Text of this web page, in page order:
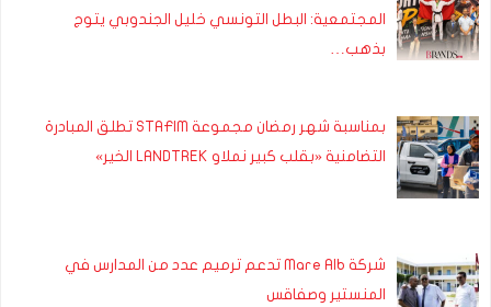
المجتمعية: البطل التونسي خليل الجندوبي يتوج
بذهب…
بمناسبة شهر رمضان مجموعة STAFIM تطلق المبادرة
التضامنية «بقلب كبير نملاو LANDTREK الخير»
شركة Mare Alb تدعم ترميم عدد من المدارس في
المنستير وصفاقس